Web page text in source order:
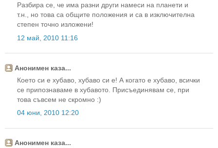
Разбира се, че има разни други намеси на планети и
т.н., но това са общите положения и са в изключителна
степен точно изложени!
12 май, 2010 11:16
Анонимен каза...
Което си е хубаво, хубаво си е! А когато е хубаво, всички
се припознаваме в хубавото. Присъединявам се, при
това съвсем не скромно :)
04 юни, 2010 12:20
Анонимен каза...